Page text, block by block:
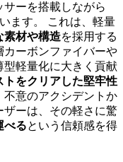
ーを搭載しながら
ます。 これは、軽量
素材や構造を採用する
カーボンファイバーや
軽量化に大きく貢献
トをクリアした堅牢性
意のアクシデントか
ザーは、その軽さに驚
べるという信頼感を得